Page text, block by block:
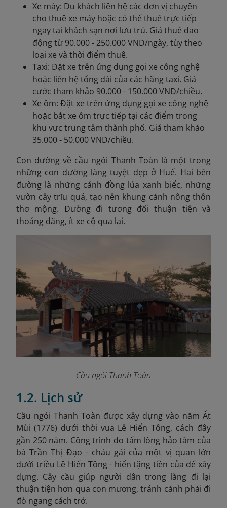
Xe máy: Du khách liên hệ các đơn vị chuyên
cho thuê xe máy hoặc có thể thuê trực tiếp
ngay tại khách sạn nơi lưu trú. Giá thuê dao
động từ 90.000 - 250.000 VND/ngày, tùy theo
loại xe và thời điểm thuê.
Taxi: Đặt xe trên ứng dụng gọi xe công nghệ
hoặc liên hệ tổng đài của các hãng taxi. Giá
cước tham khảo 90.000 - 150.000 VND/chiều.
Xe ôm: Đặt xe trên ứng dụng gọi xe công nghệ
hoặc bắt xe ôm trực tiếp tại các điểm trong
khu vực trung tâm thành phố. Giá tham khảo
35.000 - 50.000 VND/chiều.
Con đường về cầu ngói Thanh Toàn là một trong
những con đường làng tuyệt đẹp ở Huế. Hai bên
đường là những cánh đồng lúa xanh biếc, những
vườn cây trĩu quả, tạo nên khung cảnh nông thôn
thơ mộng. Đường đi tương đối thuận tiện và
thoáng đãng, ít xe cộ qua lại.
Cầu ngói Thanh Toàn
1.2. Lịch sử
Cầu ngói Thanh Toàn được xây dựng vào năm Ất
Mùi (1776) dưới thời vua Lê Hiển Tông, cách đây
gần 250 năm. Công trình do tấm lòng hảo tâm của
bà Trần Thị Đạo - cháu gái của một vị quan lớn
dưới triều Lê Hiển Tông - hiến tặng tiền của để xây
dựng. Cây cầu giúp người dân trong làng đi lại
thuận tiện hơn qua con mương, tránh cảnh phải đi
đò ngang cách trở.